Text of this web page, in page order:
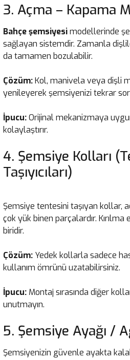
3. Açma – Kapama
Bahçe şemsiyesimodellerinde
sağlayan sistemdir. Zamanla
da tamamen bozulabilir.
Çözüm:Kol, manivela veya dişli
yenileyerek şemsiyenizi tekrar
İpucu:Orijinal mekanizmaya
kolaylaştırır.
4. Şemsiye Kolları
Taşıyıcıları)
Şemsiye tentesini taşıyan kollar,
çok yük binen parçalardır.
biridir.
Çözüm: Yedek kollarla sadece
kullanım ömrünü uzatabilirsiniz.
İpucu: Montaj sırasında diğer
unutmayın.
5. Şemsiye Ayağı /
Şemsiyenizin güvenle ayakta